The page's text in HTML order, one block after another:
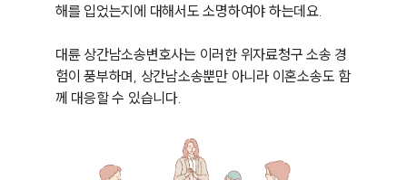
해를 입었는지에 대해서도 소명하여야 하는데요.
대륜 상간남소송변호사는 이러한 위자료청구 소송 경
험이 풍부하며, 상간남소송뿐만 아니라 이혼소송도 함
께 대응할 수 있습니다.